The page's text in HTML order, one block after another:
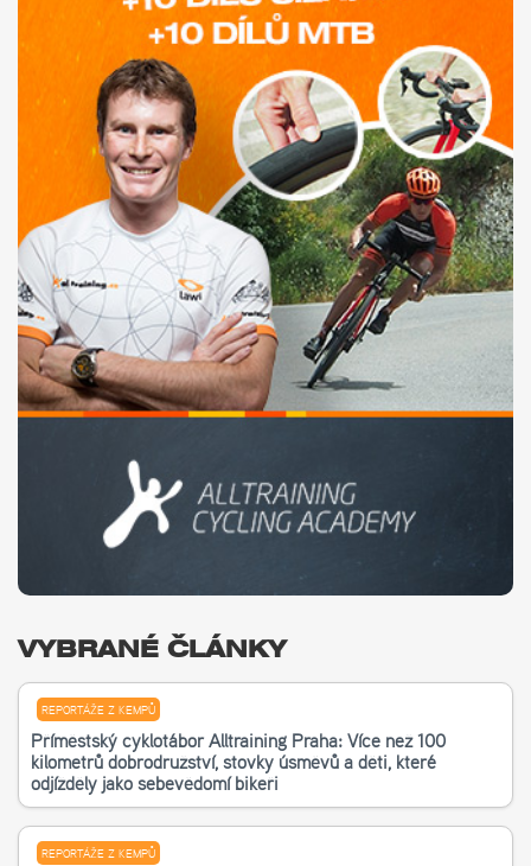
VYBRANÉ ČLÁNKY
REPORTÁŽE Z KEMPŮ
Příměstský cyklotábor Alltraining Praha: Více než 100
kilometrů dobrodružství, stovky úsměvů a děti, které
odjížděly jako sebevědomí bikeři
REPORTÁŽE Z KEMPŮ